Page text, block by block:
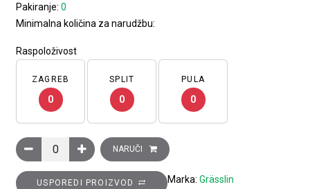
Pakiranje:0
Minimalna količina za narudžbu:
Raspoloživost
ZAGREB
0
SPLIT
0
PULA
0
Detektor pokreta Talis MW 180-12-1, za montažu na zid,
NARUČI
USPOREDI PROIZVOD Marka: Grässlin